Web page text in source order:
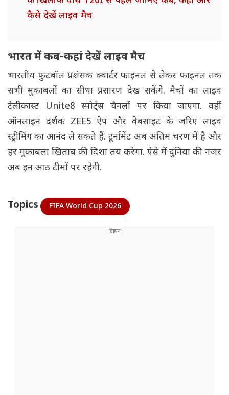
कैसे देखें लाइव मैच
भारत में कब-कहां देखें लाइव मैच
भारतीय फुटबॉल प्रशंसक क्वार्टर फाइनल से लेकर फाइनल तक
सभी मुकाबलों का सीधा प्रसारण देख सकेंगे. मैचों का लाइव
टेलीकास्ट Unite8 स्पोर्ट्स चैनलों पर किया जाएगा. वहीं
ऑनलाइन दर्शक ZEE5 ऐप और वेबसाइट के जरिए लाइव
स्ट्रीमिंग का आनंद ले सकते हैं. टूर्नामेंट अब अंतिम चरण में है और
हर मुकाबला खिताब की दिशा तय करेगा. ऐसे में दुनिया की नजर
अब इन आठ टीमों पर रहेगी.
Topics FIFA World Cup 2026